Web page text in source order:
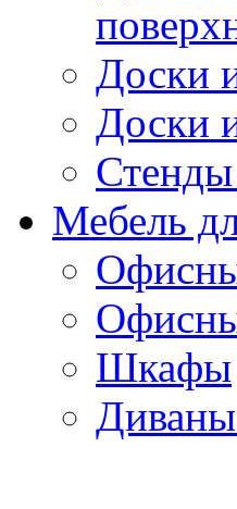
Доски
Доски
Мебель
Шкафы